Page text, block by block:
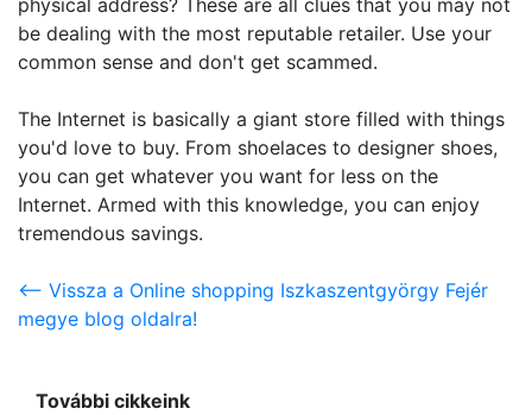
physical address? These are all clues that you may not
be dealing with the most reputable retailer. Use your
common sense and don't get scammed.
The Internet is basically a giant store filled with things
you'd love to buy. From shoelaces to designer shoes,
you can get whatever you want for less on the
Internet. Armed with this knowledge, you can enjoy
tremendous savings.
<-- Vissza a Online shopping Iszkaszentgyörgy Fejér
megye blog oldalra!
További cikkeink